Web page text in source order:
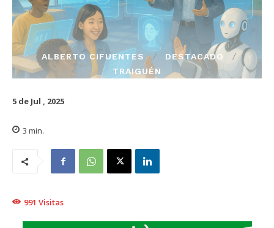
ALBERTO CIFUENTES
DESTACADO
TRAIGUÉN
5 de Jul , 2025
3 min.
991 Visitas